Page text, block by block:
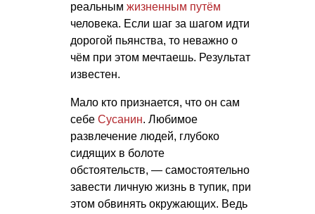
реальным жизненным путём
человека. Если шаг за шагом идти
дорогой пьянства, то неважно о
чём при этом мечтаешь. Результат
известен.
Мало кто признается, что он сам
себе Сусанин. Любимое
развлечение людей, глубоко
сидящих в болоте
обстоятельств, — самостоятельно
завести личную жизнь в тупик, при
этом обвинять окружающих. Ведь